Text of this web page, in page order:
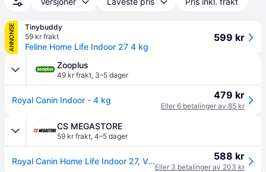
ANNONSE
Tinybuddy
59 kr frakt
Feline Home Life Indoor 27 4 kg
599 kr
Zooplus
49 kr frakt, 3–5 dager
Royal Canin Indoor - 4 kg 479 kr
Eller 6 betalinger av 85 kr
CS MEGASTORE
59 kr frakt, 4–5 dager
Royal Canin Home Life Indoor 27, Voksen, 4 kg 588 kr
Eller 3 betalinger av 203 kr